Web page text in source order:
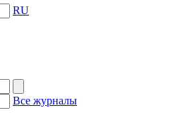
RU
Все журналы